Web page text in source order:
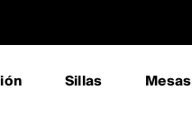
Sillas Mesas